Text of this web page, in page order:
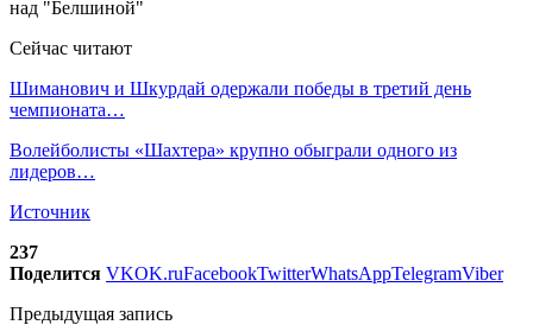
Сейчас читают
Шиманович и Шкурдай одержали победы в третий день
чемпионата…
Волейболисты «Шахтера» крупно обыграли одного из
лидеров…
Источник
237
Поделится VKOK.ruFacebookTwitterWhatsAppTelegramViber
Предыдущая запись